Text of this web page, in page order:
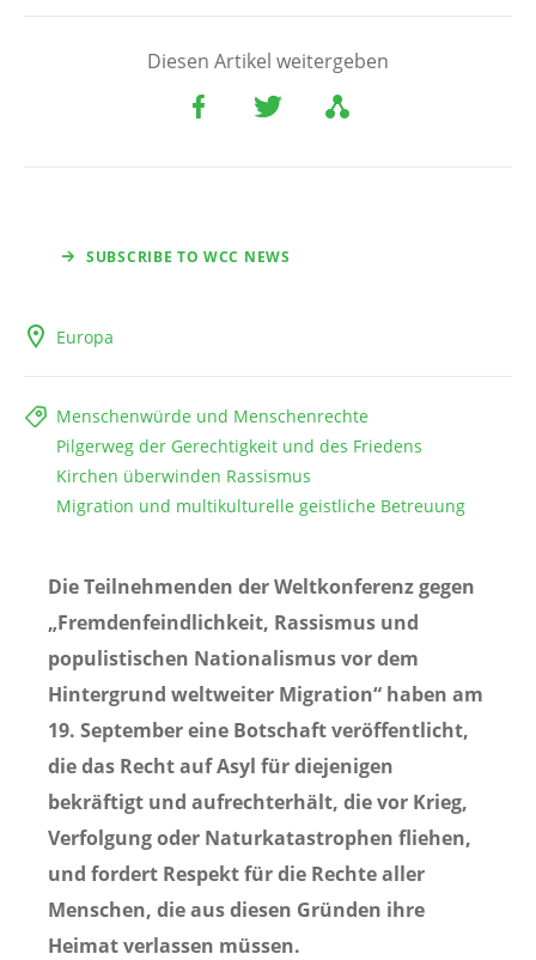
Diesen Artikel weitergeben
SUBSCRIBE TO WCC NEWS
Europa
Menschenwürde und Menschenrechte
Pilgerweg der Gerechtigkeit und des Friedens
Kirchen überwinden Rassismus
Migration und multikulturelle geistliche Betreuung
Die Teilnehmenden der Weltkonferenz gegen
„Fremdenfeindlichkeit, Rassismus und
populistischen Nationalismus vor dem
Hintergrund weltweiter Migration“ haben am
19. September eine Botschaft veröffentlicht,
die das Recht auf Asyl für diejenigen
bekräftigt und aufrechterhält, die vor Krieg,
Verfolgung oder Naturkatastrophen fliehen,
und fordert Respekt für die Rechte aller
Menschen, die aus diesen Gründen ihre
Heimat verlassen müssen.